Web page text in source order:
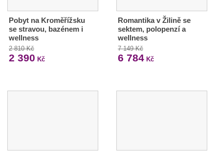
Pobyt na Kroměřížsku
se stravou, bazénem i
wellness
2 810 Kč
2 390 Kč
Romantika v Žilině se
sektem, polopenzí a
wellness
7 149 Kč
6 784Kč